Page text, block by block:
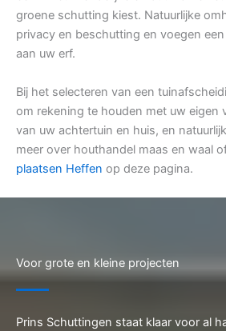
groene schutting kiest. Natuurlijke
privacy en beschutting en voegen
aan uw erf.
Bij het selecteren van een
om rekening te houden met uw eigen
van uw achtertuin en huis, en
meer over houthandel maas en waal
plaatsen Heffen op deze pagina.
Voor grote en kleine projecten
Prins Schuttingen staat klaar voor al